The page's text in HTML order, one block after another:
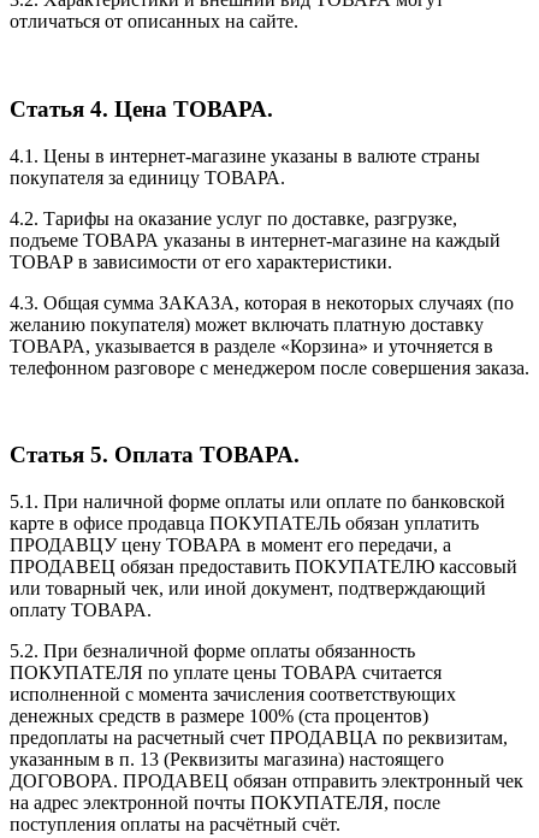
отличаться от описанных на сайте.
Статья 4. Цена ТОВАРА.
4.1. Цены в интернет-магазине указаны в валюте страны
покупателя за единицу ТОВАРА.
4.2. Тарифы на оказание услуг по доставке, разгрузке,
подъеме ТОВАРА указаны в интернет-магазине на каждый
ТОВАР в зависимости от его характеристики.
4.3. Общая сумма ЗАКАЗА, которая в некоторых случаях (по
желанию покупателя) может включать платную доставку
ТОВАРА, указывается в разделе «Корзина» и уточняется в
телефонном разговоре с менеджером после совершения заказа.
Статья 5. Оплата ТОВАРА.
5.1. При наличной форме оплаты или оплате по банковской
карте в офисе продавца ПОКУПАТЕЛЬ обязан уплатить
ПРОДАВЦУ цену ТОВАРА в момент его передачи, а
ПРОДАВЕЦ обязан предоставить ПОКУПАТЕЛЮ кассовый
или товарный чек, или иной документ, подтверждающий
оплату ТОВАРА.
5.2. При безналичной форме оплаты обязанность
ПОКУПАТЕЛЯ по уплате цены ТОВАРА считается
исполненной с момента зачисления соответствующих
денежных средств в размере 100% (ста процентов)
предоплаты на расчетный счет ПРОДАВЦА по реквизитам,
указанным в п. 13 (Реквизиты магазина) настоящего
ДОГОВОРА. ПРОДАВЕЦ обязан отправить электронный чек
на адрес электронной почты ПОКУПАТЕЛЯ, после
поступления оплаты на расчётный счёт.